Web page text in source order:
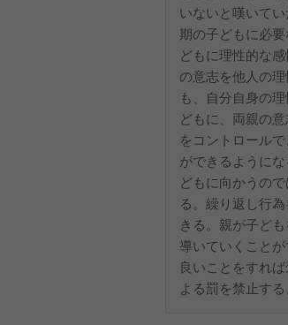
いないと嘆いて
期の子どもに必
どもに理性的な
の意志を他人の
も、自分自身の
どもに、両親の
をコントロール
ができるように
どもに向かうの
る。繰り返し行
きる。親が子ど
導いていくことが
良いことをすれ
よる罰を禁止す